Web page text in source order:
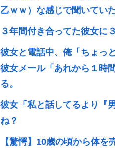
乙ｗｗ）な感じで聞いてい
３年間付き合ってた彼女に
彼女と電話中、俺「ちょっ
彼女メール「あれから１時
る。
彼女「私と話してるより『
ね？
【驚愕】10歳の頃から体